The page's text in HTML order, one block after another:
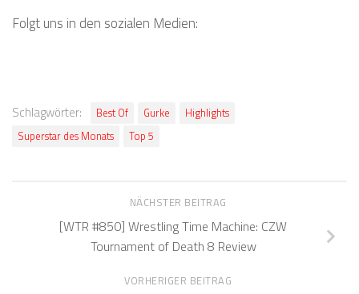
Folgt uns in den sozialen Medien:
Schlagwörter: Best Of Gurke
Highlights
Superstar des Monats
Top 5
NÄCHSTER BEITRAG
[WTR #850] Wrestling Time Machine: CZW
Tournament of Death 8 Review
VORHERIGER BEITRAG